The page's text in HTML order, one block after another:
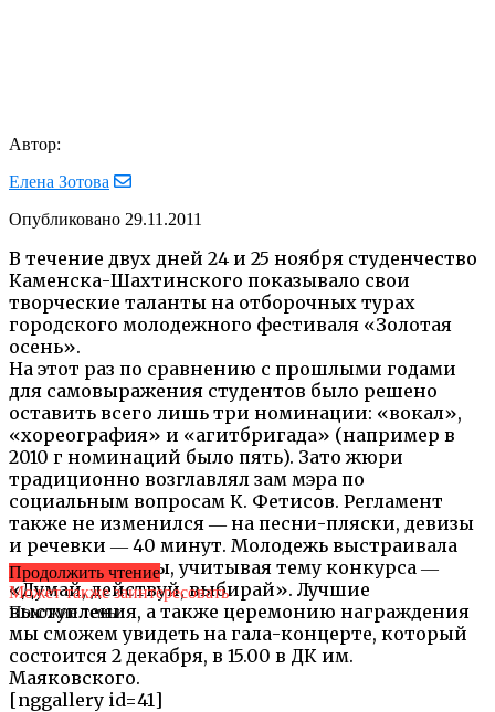
Автор:
Елена Зотова
Опубликовано 29.11.2011
В течение двух дней 24 и 25 ноября студенчество
Каменска-Шахтинского показывало свои
творческие таланты на отборочных турах
городского молодежного фестиваля «Золотая
осень».
На этот раз по сравнению с прошлыми годами
для самовыражения студентов было решено
оставить всего лишь три номинации: «вокал»,
«хореография» и «агитбригада» (например в
2010 г номинаций было пять). Зато жюри
традиционно возглавлял зам мэра по
социальным вопросам К. Фетисов. Регламент
также не изменился ― на песни-пляски, девизы
и речевки ― 40 минут. Молодежь выстраивала
свои программы, учитывая тему конкурса ―
«Думай, действуй, выбирай». Лучшие
выступления, а также церемонию награждения
мы сможем увидеть на гала-концерте, который
состоится 2 декабря, в 15.00 в ДК им.
Маяковского.
[nggallery id=41]
Продолжить чтение
Может также заинтересовать
Похожие темы: